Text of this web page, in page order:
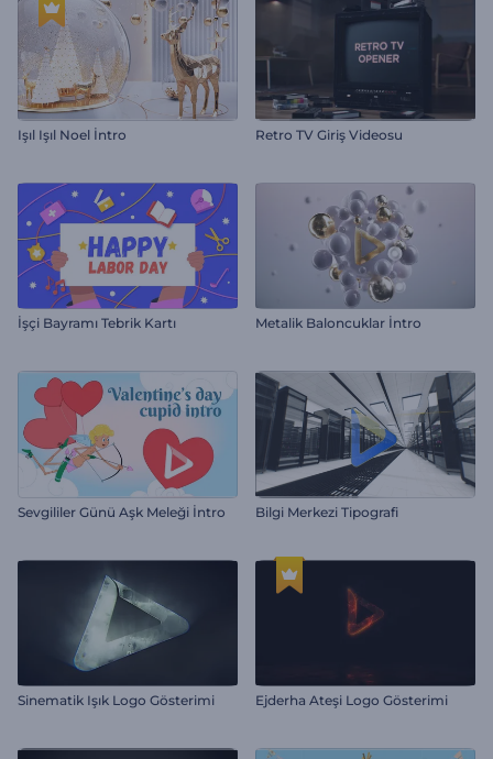
Işıl Işıl Noel İntro Retro TV Giriş Videosu
İşçi Bayramı Tebrik Kartı Metalik Baloncuklar İntro
Sevgililer Günü Aşk Meleği İntro Bilgi Merkezi Tipografi
Sinematik Işık Logo Gösterimi Ejderha Ateşi Logo Gösterimi